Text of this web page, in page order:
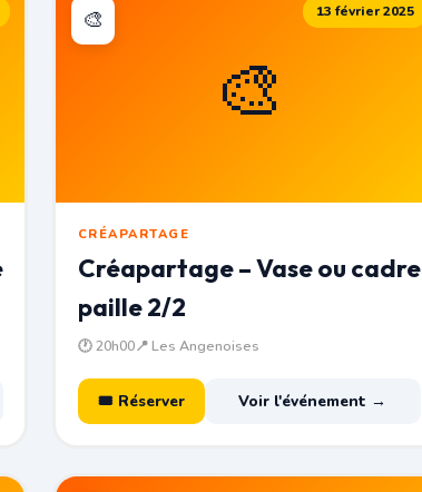
🎨
🎨 13 février 2025
CRÉAPARTAGE
Créapartage – Vase ou cadre
paille 2/2
🕐 20h00📍 Les Angenoises
🎟 Réserver Voir l'événement →